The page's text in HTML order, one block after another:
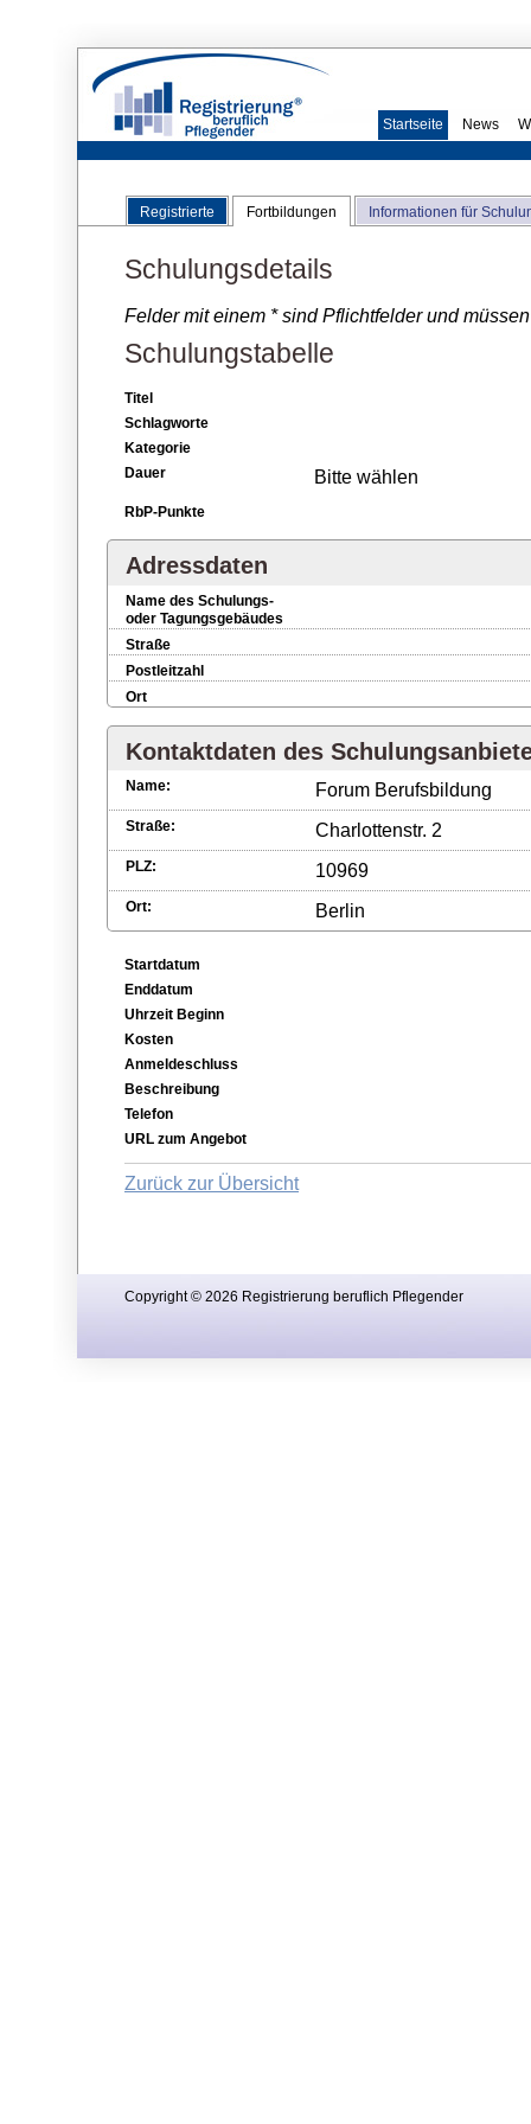
Startseite News
Registrierte Fortbildungen Informationen für
Schulungsdetails
Felder mit einem * sind Pflichtfelder und
Schulungstabelle
Titel
Schlagworte
Kategorie
Dauer
Bitte wählen
RbP-Punkte
Adressdaten
Name des Schulungs-
oder Tagungsgebäudes
Straße
Postleitzahl
Ort
Kontaktdaten des
Name: Forum Berufsbildung
Straße: Charlottenstr. 2
PLZ: 10969
Ort: Berlin
Startdatum
Enddatum
Uhrzeit Beginn
Kosten
Anmeldeschluss
Beschreibung
Telefon
URL zum Angebot
Zurück zur Übersicht
Copyright © 2026 Registrierung beruflich Pflegender